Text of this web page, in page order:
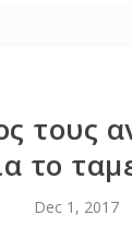
τους
το
Dec 1, 2017